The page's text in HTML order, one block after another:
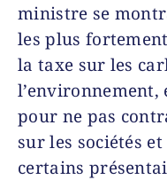
ministre se
les plus
la taxe sur les
pour ne pas
sur les sociétés
certains